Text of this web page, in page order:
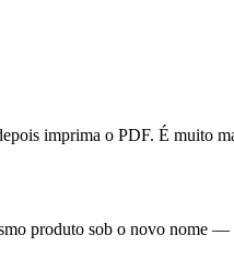
imprima o PDF. É muito
produto sob o novo nome